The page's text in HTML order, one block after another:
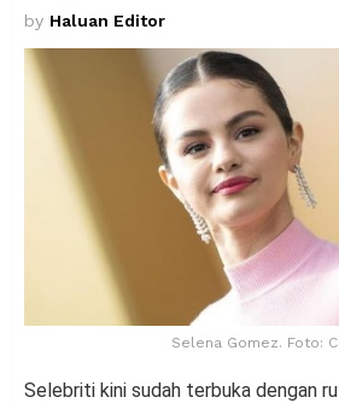
by Haluan Editor
Selena Gomez. Foto:
Selebriti kini sudah terbuka dengan